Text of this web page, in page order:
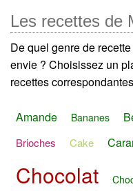
Les recettes de
De quel genre de
envie ? Choisissez un
recettes
Amande Bananes
Brioches
Cake
Chocolat